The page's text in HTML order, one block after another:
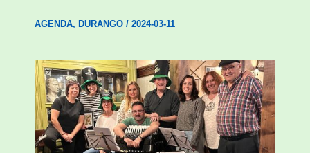
AGENDA, DURANGO/ 2024-03-11